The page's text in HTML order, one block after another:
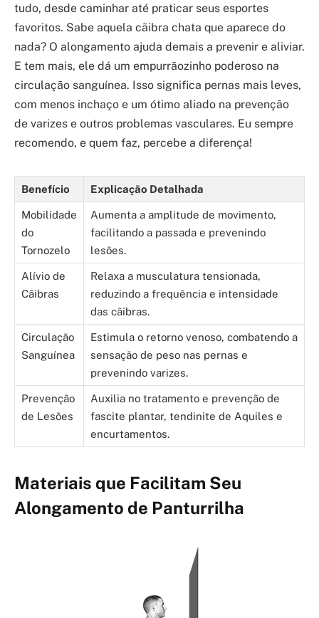
tudo, desde caminhar até praticar seus esportes
favoritos. Sabe aquela cãibra chata que aparece do
nada? O alongamento ajuda demais a prevenir e aliviar.
E tem mais, ele dá um empurrãozinho poderoso na
circulação sanguínea. Isso significa pernas mais leves,
com menos inchaço e um ótimo aliado na prevenção
de varizes e outros problemas vasculares. Eu sempre
recomendo, e quem faz, percebe a diferença!
Benefício Explicação Detalhada
Mobilidade
do
Tornozelo
Aumenta a amplitude de movimento,
facilitando a passada e prevenindo
lesões.
Alívio de
Cãibras
Relaxa a musculatura tensionada,
reduzindo a frequência e intensidade
das cãibras.
Circulação
Sanguínea
Estimula o retorno venoso, combatendo a
sensação de peso nas pernas e
prevenindo varizes.
Prevenção
de Lesões
Auxilia no tratamento e prevenção de
fascite plantar, tendinite de Aquiles e
encurtamentos.
Materiais que Facilitam Seu
Alongamento de Panturrilha